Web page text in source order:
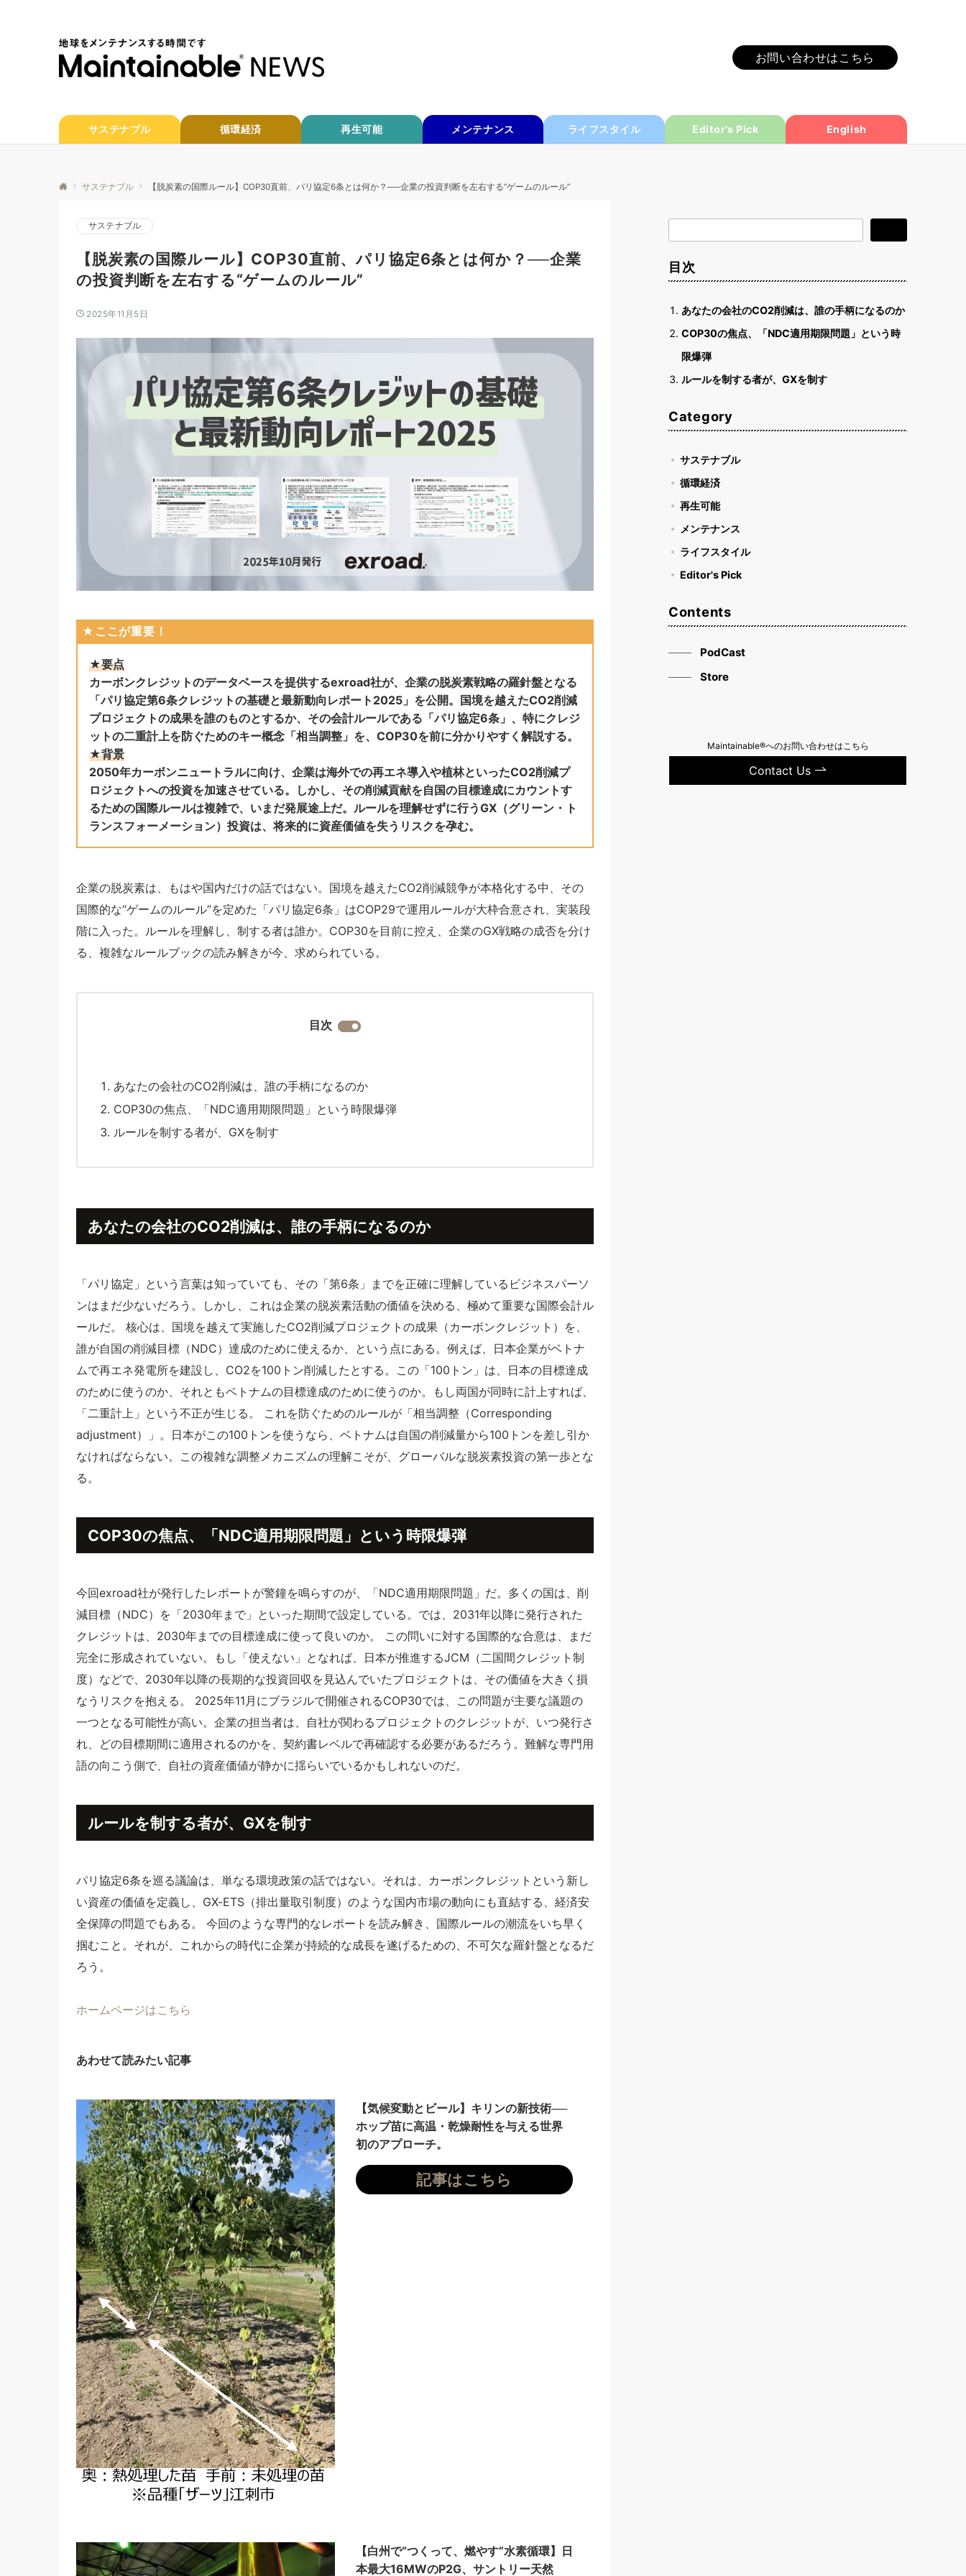
お問い合わせはこちら
サステナブル 循環経済 再生可能 メンテナンス ライフスタイル Editor’s Pick English
サステナブル 【脱炭素の国際ルール】COP30直前、パリ協定6条とは何か？──企業の投資判断を左右する“ゲームのルール”
サステナブル
【脱炭素の国際ルール】COP30直前、パリ協定6条とは何か？──企業
の投資判断を左右する“ゲームのルール”
2025年11月5日
★ここが重要！
★要点
カーボンクレジットのデータベースを提供するexroad社が、企業の脱炭素戦略の羅針盤となる
「パリ協定第6条クレジットの基礎と最新動向レポート2025」を公開。国境を越えたCO2削減
プロジェクトの成果を誰のものとするか、その会計ルールである「パリ協定6条」、特にクレジ
ットの二重計上を防ぐためのキー概念「相当調整」を、COP30を前に分かりやすく解説する。
★背景
2050年カーボンニュートラルに向け、企業は海外での再エネ導入や植林といったCO2削減プ
ロジェクトへの投資を加速させている。しかし、その削減貢献を自国の目標達成にカウントす
るための国際ルールは複雑で、いまだ発展途上だ。ルールを理解せずに行うGX（グリーン・ト
ランスフォーメーション）投資は、将来的に資産価値を失うリスクを孕む。
企業の脱炭素は、もはや国内だけの話ではない。国境を越えたCO2削減競争が本格化する中、その
国際的な“ゲームのルール”を定めた「パリ協定6条」はCOP29で運用ルールが大枠合意され、実装段
階に入った。ルールを理解し、制する者は誰か。COP30を目前に控え、企業のGX戦略の成否を分け
る、複雑なルールブックの読み解きが今、求められている。
目次
あなたの会社のCO2削減は、誰の手柄になるのか
COP30の焦点、「NDC適用期限問題」という時限爆弾
ルールを制する者が、GXを制す
あなたの会社のCO2削減は、誰の手柄になるのか
「パリ協定」という言葉は知っていても、その「第6条」までを正確に理解しているビジネスパーソ
ンはまだ少ないだろう。しかし、これは企業の脱炭素活動の価値を決める、極めて重要な国際会計ル
ールだ。 核心は、国境を越えて実施したCO2削減プロジェクトの成果（カーボンクレジット）を、
誰が自国の削減目標（NDC）達成のために使えるか、という点にある。例えば、日本企業がベトナ
ムで再エネ発電所を建設し、CO2を100トン削減したとする。この「100トン」は、日本の目標達成
のために使うのか、それともベトナムの目標達成のために使うのか。もし両国が同時に計上すれば、
「二重計上」という不正が生じる。 これを防ぐためのルールが「相当調整（Corresponding
adjustment）」。日本がこの100トンを使うなら、ベトナムは自国の削減量から100トンを差し引か
なければならない。この複雑な調整メカニズムの理解こそが、グローバルな脱炭素投資の第一歩とな
る。
COP30の焦点、「NDC適用期限問題」という時限爆弾
今回exroad社が発行したレポートが警鐘を鳴らすのが、「NDC適用期限問題」だ。多くの国は、削
減目標（NDC）を「2030年まで」といった期間で設定している。では、2031年以降に発行された
クレジットは、2030年までの目標達成に使って良いのか。 この問いに対する国際的な合意は、まだ
完全に形成されていない。もし「使えない」となれば、日本が推進するJCM（二国間クレジット制
度）などで、2030年以降の長期的な投資回収を見込んでいたプロジェクトは、その価値を大きく損
なうリスクを抱える。 2025年11月にブラジルで開催されるCOP30では、この問題が主要な議題の
一つとなる可能性が高い。企業の担当者は、自社が関わるプロジェクトのクレジットが、いつ発行さ
れ、どの目標期間に適用されるのかを、契約書レベルで再確認する必要があるだろう。難解な専門用
語の向こう側で、自社の資産価値が静かに揺らいでいるかもしれないのだ。
ルールを制する者が、GXを制す
パリ協定6条を巡る議論は、単なる環境政策の話ではない。それは、カーボンクレジットという新し
い資産の価値を定義し、GX-ETS（排出量取引制度）のような国内市場の動向にも直結する、経済安
全保障の問題でもある。 今回のような専門的なレポートを読み解き、国際ルールの潮流をいち早く
掴むこと。それが、これからの時代に企業が持続的な成長を遂げるための、不可欠な羅針盤となるだ
ろう。
ホームページはこちら
あわせて読みたい記事
【気候変動とビール】キリンの新技術──
ホップ苗に高温・乾燥耐性を与える世界
初のアプローチ。
記事はこちら
【白州で“つくって、燃やす”水素循環】日
本最大16MWのP2G、サントリー天然
索
目次
あなたの会社のCO2削減は、誰の手柄になるのか
COP30の焦点、「NDC適用期限問題」という時
限爆弾
ルールを制する者が、GXを制す
Category
サステナブル
循環経済
再生可能
メンテナンス
ライフスタイル
Editor's Pick
Contents
PodCast
Store
Maintainable®へのお問い合わせはこちら
Contact Us